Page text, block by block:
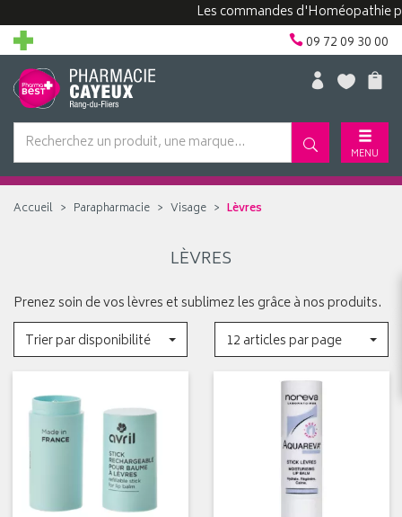
Les commandes d'Homéopathie
09 72 09 30 00
MENU
Accueil Parapharmacie Visage Lèvres
LÈVRES
Prenez soin de vos lèvres et sublimez les grâce à nos produits.
Trier par disponibilité
12 articles par page